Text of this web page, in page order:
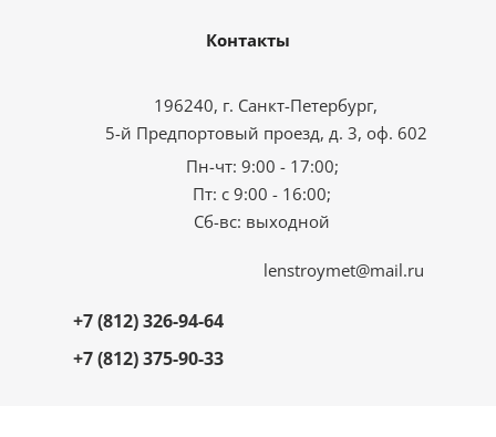
Контакты
196240, г. Санкт-Петербург,
5-й Предпортовый проезд, д. 3, оф. 602
Пн-чт: 9:00 - 17:00;
Пт: с 9:00 - 16:00;
Сб-вс: выходной
+7 (812) 326-94-64
+7 (812) 375-90-33
lenstroymet@mail.ru